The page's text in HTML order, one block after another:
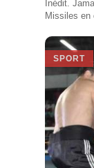
Inédit.
Missiles en
SPORT